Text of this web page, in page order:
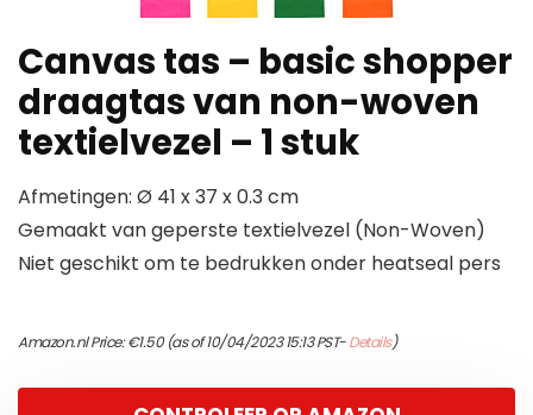
Canvas tas – basic shopper
draagtas van non-woven
textielvezel – 1 stuk
Afmetingen: Ø 41 x 37 x 0.3 cm
Gemaakt van geperste textielvezel (Non-Woven)
Niet geschikt om te bedrukken onder heatseal pers
Amazon.nl Price:€1.50(as of 10/04/2023 15:13 PST-Details)